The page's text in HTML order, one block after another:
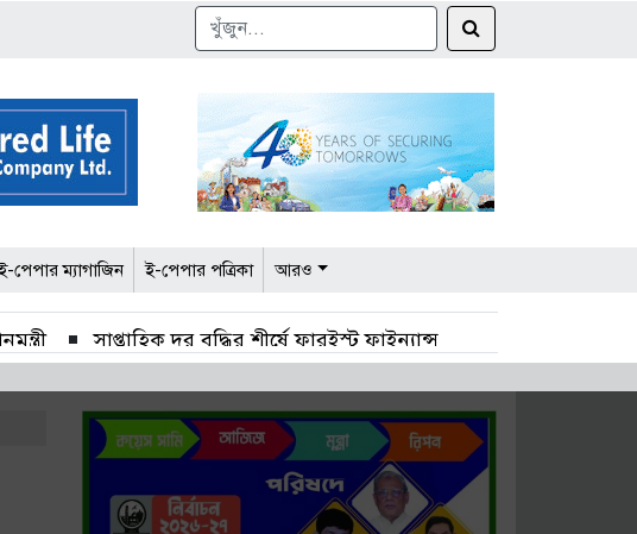
পেপার ম্যাগাজিন ই-পেপার পত্রিকা আরও
সাপ্তাহিক দর বৃদ্ধির শীর্ষে ফারইস্ট ফাইন্যান্স
দর কমেছে ১৩ খাতে
চলতি সপ্তাহে ৭ কোম্পানির এজিএম